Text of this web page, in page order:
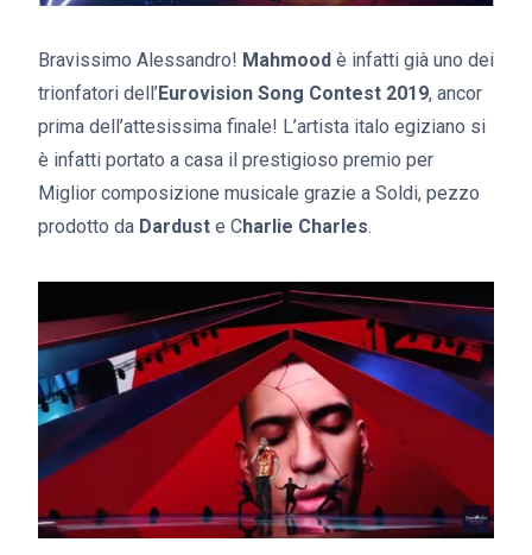
Bravissimo Alessandro! Mahmood è infatti già uno dei
trionfatori dell’Eurovision Song Contest 2019, ancor
prima dell’attesissima finale! L’artista italo egiziano si
è infatti portato a casa il prestigioso premio per
Miglior composizione musicale grazie a Soldi, pezzo
prodotto da Dardust e Charlie Charles.